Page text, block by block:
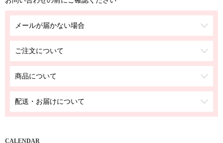
メールが届かない場合
ご注文について
商品について
配送・お届けについて